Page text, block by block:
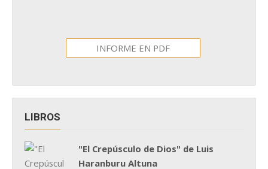
INFORME EN PDF
LIBROS
"El Crepúsculo de Dios" de Luis
Haranburu Altuna